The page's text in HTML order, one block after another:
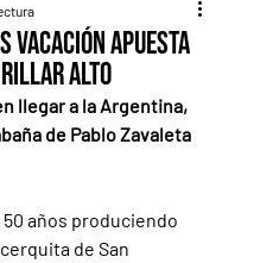
Vacación apuesta
alto
llegar a la Argentina,
de Pablo Zavaleta
50 años produciendo
de San